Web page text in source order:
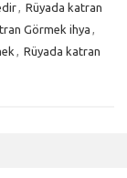
, Rüyada katran
Görmek ihya ,
, Rüyada katran